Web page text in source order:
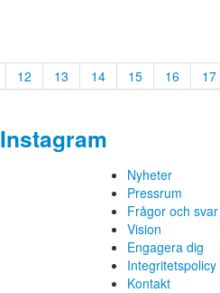
12 13 14 15 16 17
Instagram
Nyheter
Pressrum
Frågor och svar
Vision
Engagera dig
Integritetspolicy
Kontakt